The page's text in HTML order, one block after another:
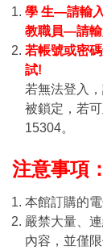
學 生—請輸
教職員—請輸
若帳號或密
試!
若無法登入
被鎖定，若
15304。
注意事項：
本館訂購的
嚴禁大量、
內容，並僅